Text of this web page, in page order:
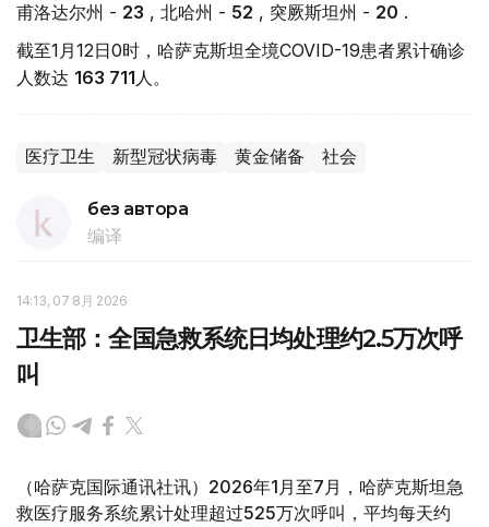
甫洛达尔州 - 23 , 北哈州 - 52 , 突厥斯坦州 - 20 .
截至1月12日0时，哈萨克斯坦全境COVID-19患者累计确诊
人数达 163 711人。
医疗卫生 新型冠状病毒 黄金储备 社会
без автора
编译
14:13, 07 8月 2026
卫生部：全国急救系统日均处理约2.5万次呼
叫
（哈萨克国际通讯社讯）2026年1月至7月，哈萨克斯坦急
救医疗服务系统累计处理超过525万次呼叫，平均每天约